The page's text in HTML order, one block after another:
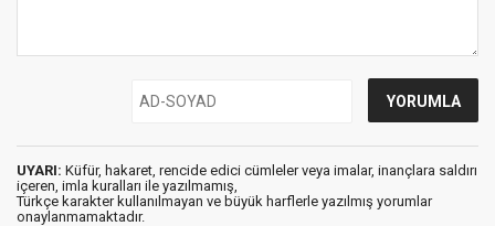
UYARI: Küfür, hakaret, rencide edici cümleler veya imalar, inançlara saldırı
içeren, imla kuralları ile yazılmamış,
Türkçe karakter kullanılmayan ve büyük harflerle yazılmış yorumlar
onaylanmamaktadır.